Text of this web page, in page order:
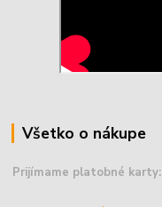
Všetko o nákupe
Prijímame platobné karty: